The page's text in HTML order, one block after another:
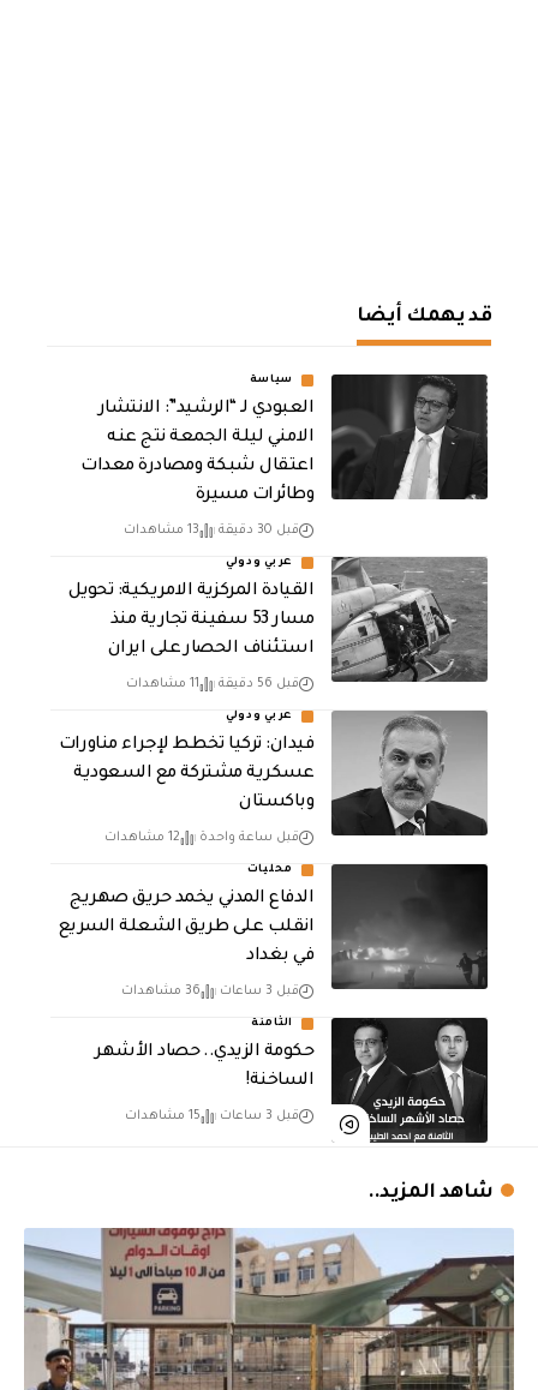
قد يهمك أيضا
سياسة
العبودي لـ “الرشيد”: الانتشار
الامني ليلة الجمعة نتج عنه
اعتقال شبكة ومصادرة معدات
وطائرات مسيرة
قبل 30 دقيقة 13 مشاهدات
عربي ودولي
القيادة المركزية الامريكية: تحويل
مسار 53 سفينة تجارية منذ
استئناف الحصار على ايران
قبل 56 دقيقة 11 مشاهدات
عربي ودولي
فيدان: تركيا تخطط لإجراء مناورات
عسكرية مشتركة مع السعودية
وباكستان
قبل ساعة واحدة 12 مشاهدات
محليات
الدفاع المدني يخمد حريق صهريج
انقلب على طريق الشعلة السريع
في بغداد
قبل 3 ساعات 36 مشاهدات
الثامنة
حكومة الزيدي.. حصاد الأشهر
الساخنة!
قبل 3 ساعات 15 مشاهدات
شاهد المزيد..